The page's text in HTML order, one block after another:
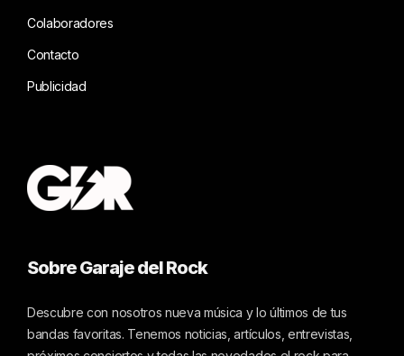
Colaboradores
Contacto
Publicidad
Sobre Garaje del Rock
Descubre con nosotros nueva música y lo últimos de tus
bandas favoritas. Tenemos noticias, artículos, entrevistas,